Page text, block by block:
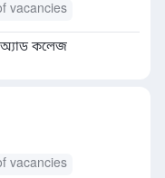
vacancies
অ্যাড কলেজ
vacancies